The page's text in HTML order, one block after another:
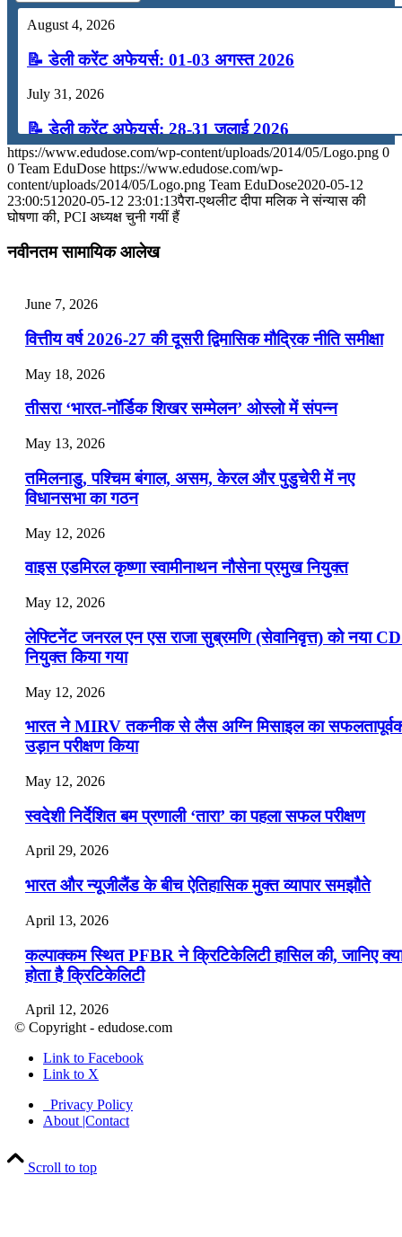
August 4, 2026
📝 डेली करेंट अफेयर्स: 01-03 अगस्त 2026
July 31, 2026
📝 डेली करेंट अफेयर्स: 28-31 जुलाई 2026
July 28, 2026
📝 डेली करेंट अफेयर्स: 25-27 जुलाई 2026
July 22, 2026
📝 डेली करेंट अफेयर्स: 19-21 जुलाई 2026
July 19, 2026
📝 डेली करेंट अफेयर्स: 16-18 जुलाई 2026
July 16, 2026
📝 डेली करेंट अफेयर्स: 13-15 जुलाई 2026
https://www.edudose.com/wp-content/uploads/2014/05/Logo.png 0
0 Team EduDose https://www.edudose.com/wp-
content/uploads/2014/05/Logo.png Team EduDose2020-05-12
23:00:51 2020-05-12 23:01:13पैरा-एथलीट दीपा मलिक ने संन्यास की
घोषणा की, PCI अध्यक्ष चुनी गयीं हैं
नवीनतम सामायिक आलेख
June 7, 2026
वित्तीय वर्ष 2026-27 की दूसरी द्विमासिक मौद्रिक नीति समीक्षा
May 18, 2026
तीसरा ‘भारत-नॉर्डिक शिखर सम्मेलन’ ओस्लो में संपन्न
May 13, 2026
तमिलनाडु, पश्चिम बंगाल, असम, केरल और पुडुचेरी में नए
विधानसभा का गठन
May 12, 2026
वाइस एडमिरल कृष्णा स्वामीनाथन नौसेना प्रमुख नियुक्त
May 12, 2026
लेफ्टिनेंट जनरल एन एस राजा सुब्रमणि (सेवानिवृत्त) को नया
नियुक्त किया गया
May 12, 2026
भारत ने MIRV तकनीक से लैस अग्नि मिसाइल का
उड़ान परीक्षण किया
May 12, 2026
स्वदेशी निर्देशित बम प्रणाली ‘तारा’ का पहला सफल परीक्षण
April 29, 2026
भारत और न्यूजीलैंड के बीच ऐतिहासिक मुक्त व्यापार समझौते
April 13, 2026
कल्पाक्कम स्थित PFBR ने क्रिटिकेलिटी हासिल की, जानिए
होता है क्रिटिकेलिटी
April 12, 2026
April 9, 2026
नासा का आर्टेमिस-2 मिशन: मनुष्य एक बार फिर से चंद्रमा के
पहुंचा
April 7, 2026
© Copyright - edudose.com
Link to Facebook
Link to X
Privacy Policy
About |Contact
Scroll to top